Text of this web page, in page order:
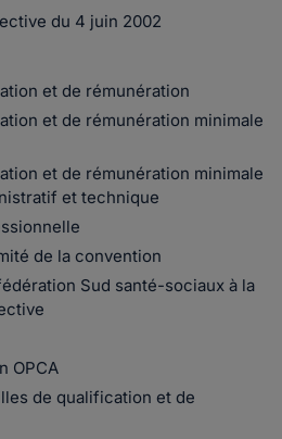
du 4 juin 2002
et de rémunération
et de rémunération minimale
et de rémunération minimale
et technique
de la convention
Sud santé-sociaux à la
OPCA
de qualification et de